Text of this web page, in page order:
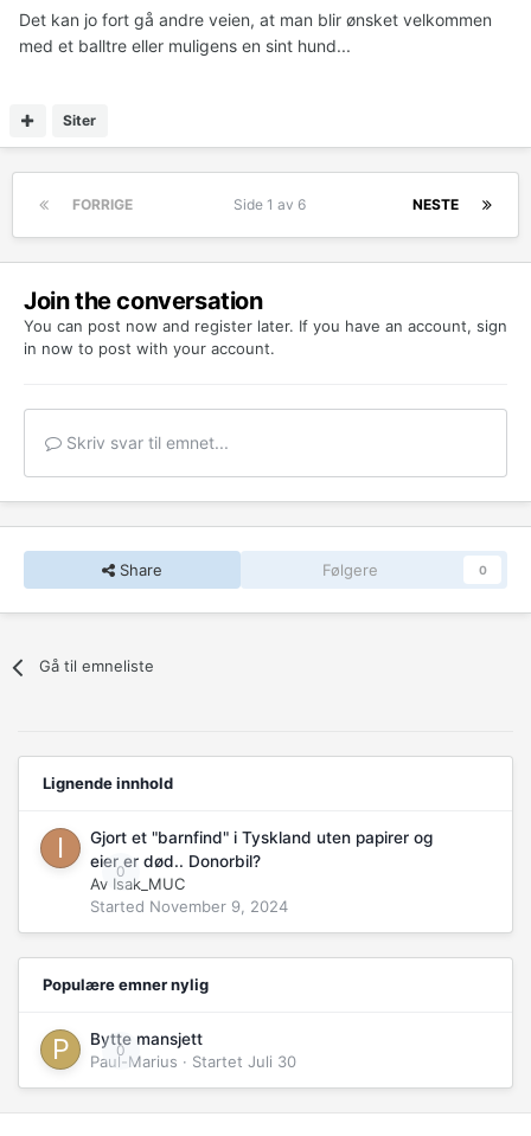
Det kan jo fort gå andre veien, at man blir ønsket velkommen
med et balltre eller muligens en sint hund...
Siter
FORRIGE NESTE
Side 1 av 6
Join the conversation
You can post now and register later. If you have an account, sign
in now to post with your account.
Skriv svar til emnet...
Share Følgere 0
Gå til emneliste
Lignende innhold
0
Gjort et "barnfind" i Tyskland uten papirer og
eier er død.. Donorbil?
Av Isak_MUC
Started November 9, 2024
Populære emner nylig
0
Bytte mansjett
Paul-Marius · Startet Juli 30